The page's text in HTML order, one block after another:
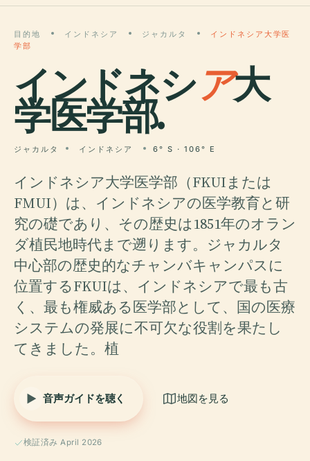
目的地 インドネシア ジャカルタ
インドネシア大学医
学部
インドネシア大
学医学部.
ジャカルタ インドネシア 6° S · 106° E
インドネシア大学医学部（FKUIまたは
FMUI）は、インドネシアの医学教育と研
究の礎であり、その歴史は1851年のオラン
ダ植民地時代まで遡ります。ジャカルタ
中心部の歴史的なチャンバキャンパスに
位置するFKUIは、インドネシアで最も古
く、最も権威ある医学部として、国の医療
システムの発展に不可欠な役割を果たし
てきました。植
音声ガイドを聴く 地図を見る
検証済み April 2026